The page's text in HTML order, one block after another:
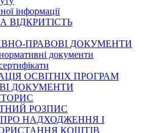
інформації
ВІДКРИТІСТЬ
ПРАВОВІ ДОКУМЕНТИ
документи
ОСВІТНІХ ПРОГРАМ
ДОКУМЕНТИ
РОЗПИС
ПРО НАДХОДЖЕННЯ І
КОШТІВ